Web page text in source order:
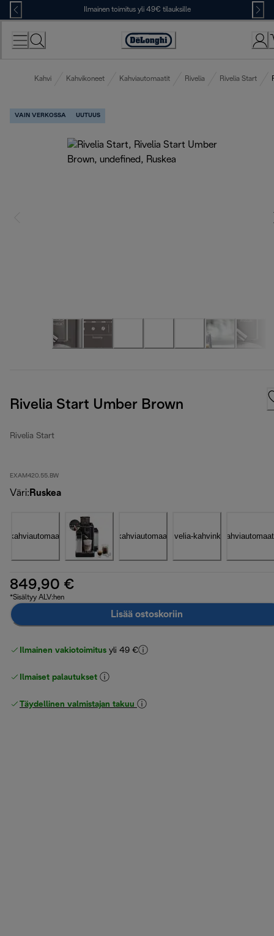
Skip
to
Content
Ilmainen toimitus yli 49€ tilauksille
Accessibility
Kahvi Kahvikoneet Kahviautomaatit Rivelia Rivelia Start
VAIN VERKOSSA UUTUUS
Rivelia Start Umber Brown
Rivelia Start
EXAM420.55.BW
Väri: Ruskea
849,90 €
*Sisältyy ALV:hen
Lisää ostoskoriin
Ilmainen vakiotoimitus yli 49 €
Ilmaiset palautukset
Täydellinen valmistajan takuu